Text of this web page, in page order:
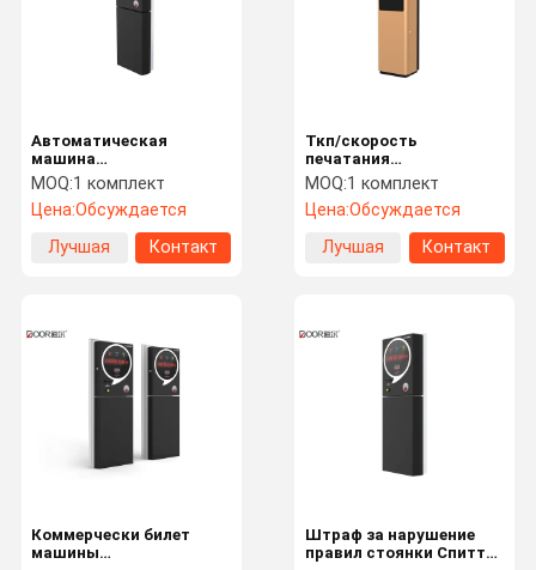
Ткп/скорость
печатания
распределителя билета
гаража протокола Ип с
50мм/с
MOQ:1 комплект
Цена:Обсуждается
Лучшая
Контакт
Автоматическая
машина
распределителя
штрафа за нарушение
правил стоянки очереди
с процессором ядра
руки двойным
MOQ:1 комплект
Цена:Обсуждается
Лучшая
Контакт
Штраф за нарушение
правил стоянки Спиттер
Коммерчески билет
машины